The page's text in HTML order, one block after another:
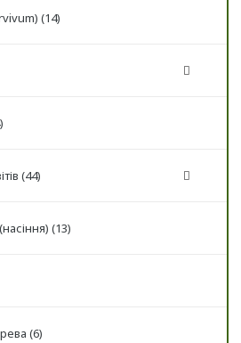
(14)
(44)
(13)
(6)